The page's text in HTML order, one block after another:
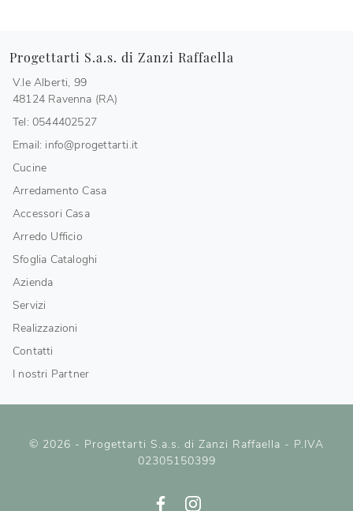
Progettarti S.a.s. di Zanzi Raffaella
V.le Alberti, 99
48124 Ravenna (RA)
Tel: 0544402527
Email: info@progettarti.it
Cucine
Arredamento Casa
Accessori Casa
Arredo Ufficio
Sfoglia Cataloghi
Azienda
Servizi
Realizzazioni
Contatti
I nostri Partner
© 2026 - Progettarti S.a.s. di Zanzi Raffaella - P.IVA
02305150399